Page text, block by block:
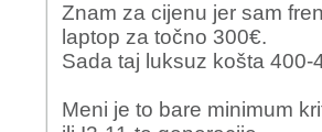
Znam za cijenu jer sam
laptop za točno 300€.
Sada taj luksuz košta 400-
Meni je to bare minimum